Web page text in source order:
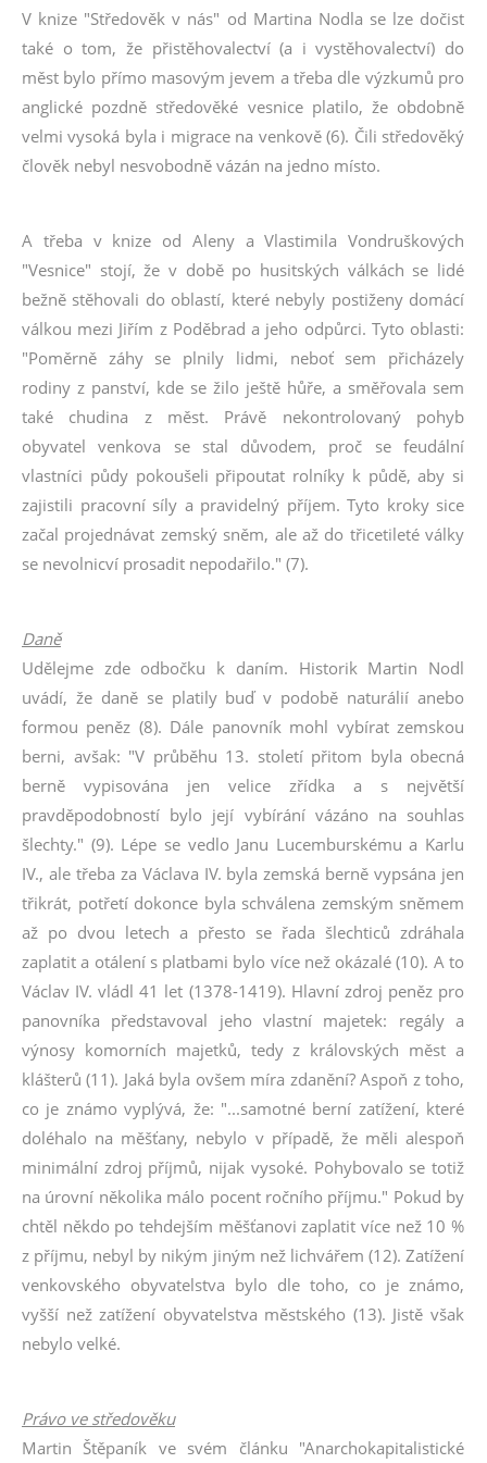
V knize "Středověk v nás" od Martina Nodla se lze dočist
také o tom, že přistěhovalectví (a i vystěhovalectví) do
měst bylo přímo masovým jevem a třeba dle výzkumů pro
anglické pozdně středověké vesnice platilo, že obdobně
velmi vysoká byla i migrace na venkově (6). Čili středověký
člověk nebyl nesvobodně vázán na jedno místo.
A třeba v knize od Aleny a Vlastimila Vondruškových
"Vesnice" stojí, že v době po husitských válkách se lidé
bežně stěhovali do oblastí, které nebyly postiženy domácí
válkou mezi Jiřím z Poděbrad a jeho odpůrci. Tyto oblasti:
"Poměrně záhy se plnily lidmi, neboť sem přicházely
rodiny z panství, kde se žilo ještě hůře, a směřovala sem
také chudina z měst. Právě nekontrolovaný pohyb
obyvatel venkova se stal důvodem, proč se feudální
vlastníci půdy pokoušeli připoutat rolníky k půdě, aby si
zajistili pracovní síly a pravidelný příjem. Tyto kroky sice
začal projednávat zemský sněm, ale až do třicetileté války
se nevolnicví prosadit nepodařilo." (7).
Daně
Udělejme zde odbočku k daním. Historik Martin Nodl
uvádí, že daně se platily buď v podobě naturálií anebo
formou peněz (8). Dále panovník mohl vybírat zemskou
berni, avšak: "V průběhu 13. století přitom byla obecná
berně vypisována jen velice zřídka a s největší
pravděpodobností bylo její vybírání vázáno na souhlas
šlechty." (9). Lépe se vedlo Janu Lucemburskému a Karlu
IV., ale třeba za Václava IV. byla zemská berně vypsána jen
třikrát, potřetí dokonce byla schválena zemským sněmem
až po dvou letech a přesto se řada šlechticů zdráhala
zaplatit a otálení s platbami bylo více než okázalé (10). A to
Václav IV. vládl 41 let (1378-1419). Hlavní zdroj peněz pro
panovníka představoval jeho vlastní majetek: regály a
výnosy komorních majetků, tedy z královských měst a
klášterů (11). Jaká byla ovšem míra zdanění? Aspoň z toho,
co je známo vyplývá, že: "...samotné berní zatížení, které
doléhalo na měšťany, nebylo v případě, že měli alespoň
minimální zdroj příjmů, nijak vysoké. Pohybovalo se totiž
na úrovní několika málo pocent ročního příjmu." Pokud by
chtěl někdo po tehdejším měšťanovi zaplatit více než 10 %
z příjmu, nebyl by nikým jiným než lichvářem (12). Zatížení
venkovského obyvatelstva bylo dle toho, co je známo,
vyšší než zatížení obyvatelstva městského (13). Jistě však
nebylo velké.
Právo ve středověku
Martin Štěpaník ve svém článku "Anarchokapitalistické